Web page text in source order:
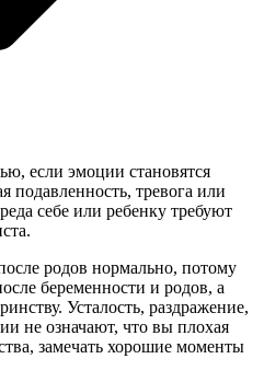
если эмоции становятся
подавленность, тревога или
себе или ребенку требуют
родов нормально, потому
беременности и родов, а
Усталость, раздражение,
не означают, что вы плохая
замечать хорошие моменты